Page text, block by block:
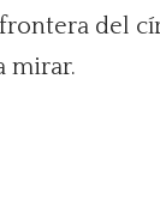
del
mirar.